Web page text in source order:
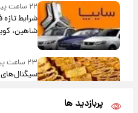
۲۲ ساعت پیش
شرایط
شاهین،
بلندمدت +
۲۳ ساعت پیش
سیگنال‌های
پربازدید ها